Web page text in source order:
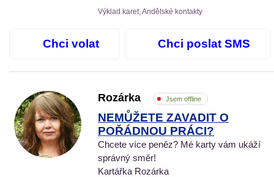
Výklad karet, Andělské kontakty
Chci volat Chci poslat SMS
Rozárka Jsem offline
NEMŮŽETE ZAVADIT O
POŘÁDNOU PRÁCI?
Chcete více peněz? Mé karty vám ukáží
správný směr!
Kartářka Rozárka